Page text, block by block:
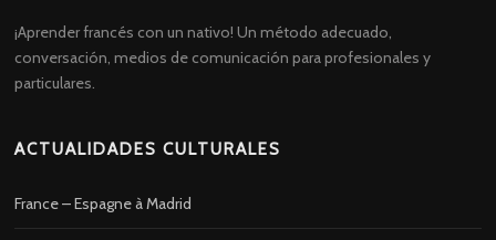
¡Aprender francés con un nativo! Un método adecuado,
conversación, medios de comunicación para profesionales y
particulares.
ACTUALIDADES CULTURALES
France – Espagne à Madrid